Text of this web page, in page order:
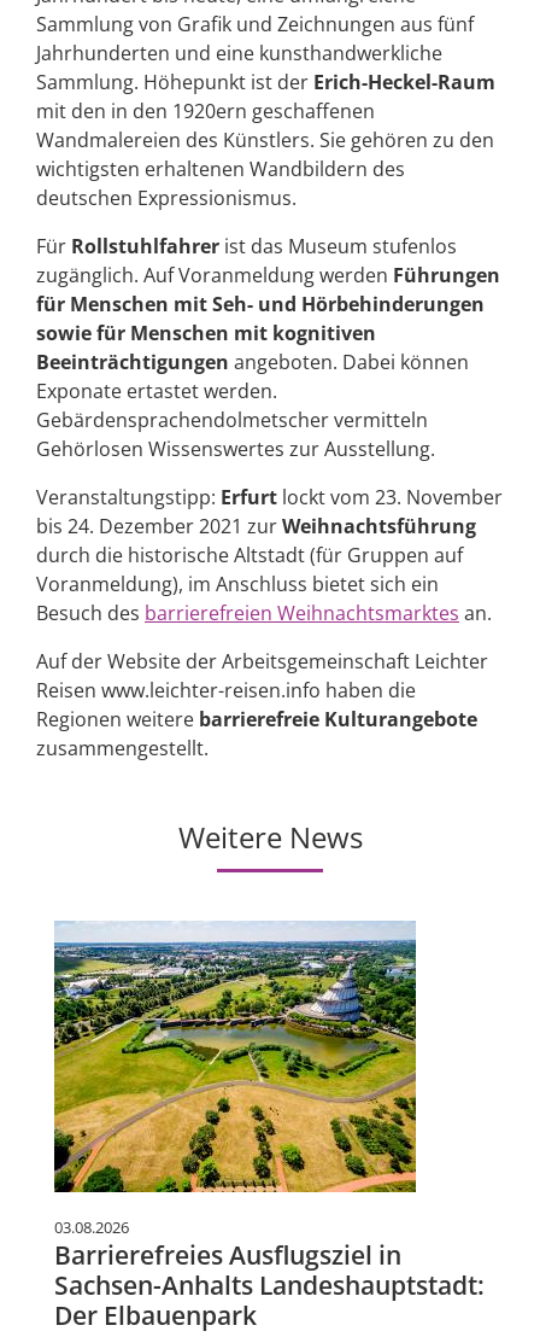
Sammlung von Grafik und Zeichnungen aus fünf
Jahrhunderten und eine kunsthandwerkliche
Sammlung. Höhepunkt ist der Erich-Heckel-Raum
mit den in den 1920ern geschaffenen
Wandmalereien des Künstlers. Sie gehören zu den
wichtigsten erhaltenen Wandbildern des
deutschen Expressionismus.
Für Rollstuhlfahrer ist das Museum stufenlos
zugänglich. Auf Voranmeldung werden Führungen
für Menschen mit Seh- und Hörbehinderungen
sowie für Menschen mit kognitiven
Beeinträchtigungen angeboten. Dabei können
Exponate ertastet werden.
Gebärdensprachendolmetscher vermitteln
Gehörlosen Wissenswertes zur Ausstellung.
Veranstaltungstipp: Erfurt lockt vom 23. November
bis 24. Dezember 2021 zurWeihnachtsführung
durch die historische Altstadt (für Gruppen auf
Voranmeldung), im Anschluss bietet sich ein
Besuch des barrierefreien Weihnachtsmarktes an.
Auf der Website der Arbeitsgemeinschaft Leichter
Reisen www.leichter-reisen.info haben die
Regionen weitere barrierefreie Kulturangebote
zusammengestellt.
Weitere News
03.08.2026
Barrierefreies Ausflugsziel in
Sachsen-Anhalts Landeshauptstadt:
Der Elbauenpark